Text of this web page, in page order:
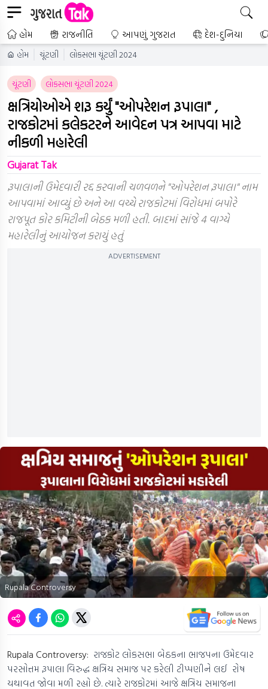
હોમ રાજનીતિ આપણું ગુજરાત દેશ-દુનિયા
હોમ ચૂંટણી લોકસભા ચૂંટણી 2024
ચૂંટણી લોકસભા ચૂંટણી 2024
ક્ષત્રિયોઓએ શરૂ કર્યું "ઓપરેશન રૂપાલા" ,
રાજકોટમાં કલેકટરને આવેદન પત્ર આપવા માટે
નીકળી મહારેલી
Gujarat Tak
રૂપાલાની ઉમેદવારી રદ્દ કરવાની ચળવળને "ઓપરેશન રૂપાલા" નામ
આપવામાં આવ્યું છે અને આ વચ્ચે રાજકોટમાં વિરોધમાં બપોરે
રાજપૂત કોર કમિટીની બેઠક મળી હતી. બાદમાં સાંજે 4 વાગ્યે
મહારેલીનું આયોજન કરાયું હતું
ADVERTISEMENT
Rupala Controversy
Rupala Controversy: રાજકોટ લોકસભા બેઠકના ભાજપના ઉમેદવાર
પરસોત્તમ રૂપાલા વિરુદ્ધ ક્ષત્રિય સમાજ પર કરેલી ટીપ્પણીને લઈ રોષ
યથાવત જોવા મળી રહ્યો છે. ત્યારે રાજકોટમાં આજે ક્ષત્રિય સમાજના